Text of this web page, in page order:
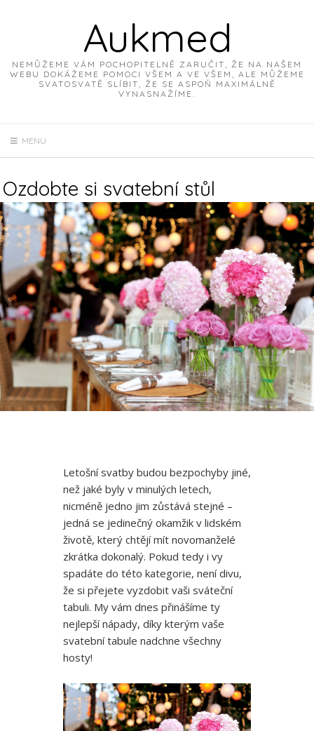
Aukmed
NEMŮŽEME VÁM POCHOPITELNĚ ZARUČIT, ŽE NA NAŠEM
WEBU DOKÁŽEME POMOCI VŠEM A VE VŠEM, ALE MŮŽEME
SVATOSVATĚ SLÍBIT, ŽE SE ASPOŇ MAXIMÁLNĚ
VYNASNAŽÍME.
MENU
Ozdobte si svatební stůl
Letošní svatby budou bezpochyby jiné,
než jaké byly v minulých letech,
nicméně jedno jim zůstává stejné –
jedná se jedinečný okamžik v lidském
životě, který chtějí mít novomanželé
zkrátka dokonalý. Pokud tedy i vy
spadáte do této kategorie, není divu,
že si přejete vyzdobit vaši sváteční
tabuli. My vám dnes přinášíme ty
nejlepší nápady, díky kterým vaše
svatební tabule nadchne všechny
hosty!